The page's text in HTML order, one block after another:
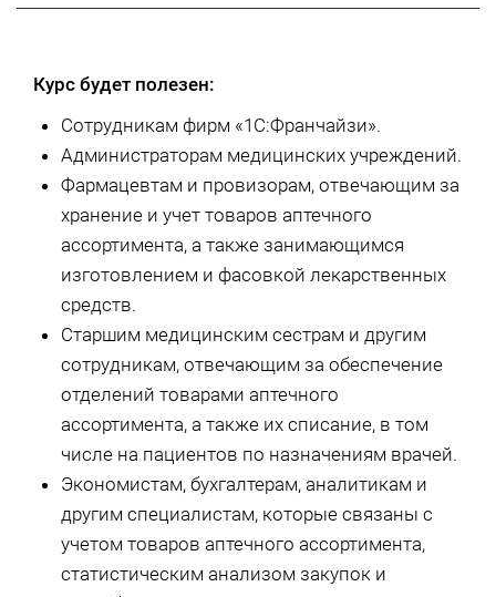
Курс будет полезен:
Сотрудникам фирм «1С:Франчайзи».
Администраторам медицинских учреждений.
Фармацевтам и провизорам, отвечающим за
хранение и учет товаров аптечного
ассортимента, а также занимающимся
изготовлением и фасовкой лекарственных
средств.
Старшим медицинским сестрам и другим
сотрудникам, отвечающим за обеспечение
отделений товарами аптечного
ассортимента, а также их списание, в том
числе на пациентов по назначениям врачей.
Экономистам, бухгалтерам, аналитикам и
другим специалистам, которые связаны с
учетом товаров аптечного ассортимента,
статистическим анализом закупок и